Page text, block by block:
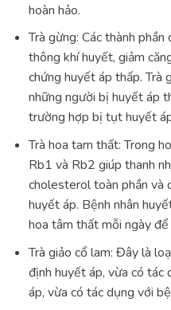
hoàn hảo.
Trà gừng: Các thành
thông khí huyết, giảm
chứng huyết áp thấp. Trà
những người bị huyết áp
trường hợp bị tụt huyết
Trà hoa tam thất: Trong
Rb1 và Rb2 giúp thanh
cholesterol toàn phần và
huyết áp. Bệnh nhân
hoa tâm thất mỗi ngày
Trà giảo cổ lam: Đây là
định huyết áp, vừa có tác
áp, vừa có tác dụng với